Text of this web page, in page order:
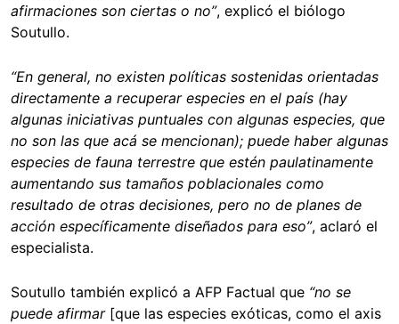
afirmaciones son ciertas o no”, explicó el biólogo
Soutullo.
“En general, no existen políticas sostenidas orientadas
directamente a recuperar especies en el país (hay
algunas iniciativas puntuales con algunas especies, que
no son las que acá se mencionan); puede haber algunas
especies de fauna terrestre que estén paulatinamente
aumentando sus tamaños poblacionales como
resultado de otras decisiones, pero no de planes de
acción específicamente diseñados para eso”, aclaró el
especialista.
Soutullo también explicó a AFP Factual que “no se
puede afirmar [que las especies exóticas, como el axis